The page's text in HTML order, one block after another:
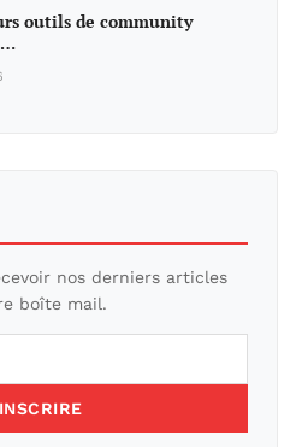
outils de community
nos derniers articles
boîte mail.